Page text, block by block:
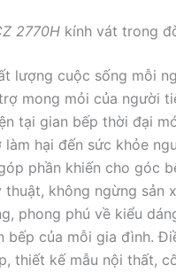
2770H kính vát trong
lượng cuộc sống mỗi
mong mỏi của người
tại gian bếp thời đại
hại đến sức khỏe
phần khiến cho góc
không ngừng sản
phong phú về kiểu
bếp của mỗi gia đình.
thiết kế mẫu nội thất,